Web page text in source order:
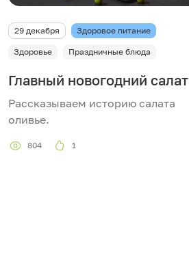
29 декабря Здоровое питание
Здоровье Праздничные блюда
Главный новогодний салат
Рассказываем историю салата
оливье.
804 1